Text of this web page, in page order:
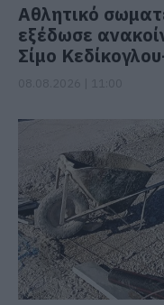
Αθλητικό
εξέδωσε
Σίμο